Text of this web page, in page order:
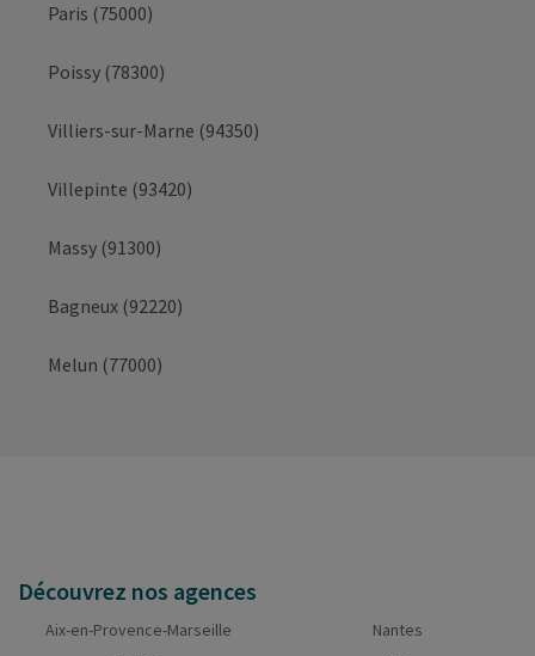
Paris (75000)
Poissy (78300)
Villiers-sur-Marne (94350)
Villepinte (93420)
Massy (91300)
Bagneux (92220)
Melun (77000)
Découvrez nos agences
Aix-en-Provence-Marseille
Nantes